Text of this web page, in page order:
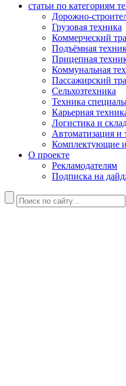
статьи по категориям
Дорожно-
Грузовая техника
Коммерческий
Подъёмная
Прицепная
Коммунальная
Пассажирский
Сельхозтехника
Техника
Карьерная
Логистика и
Автоматизация и
Комплектующие
О проекте
Рекламодателям
Подписка на